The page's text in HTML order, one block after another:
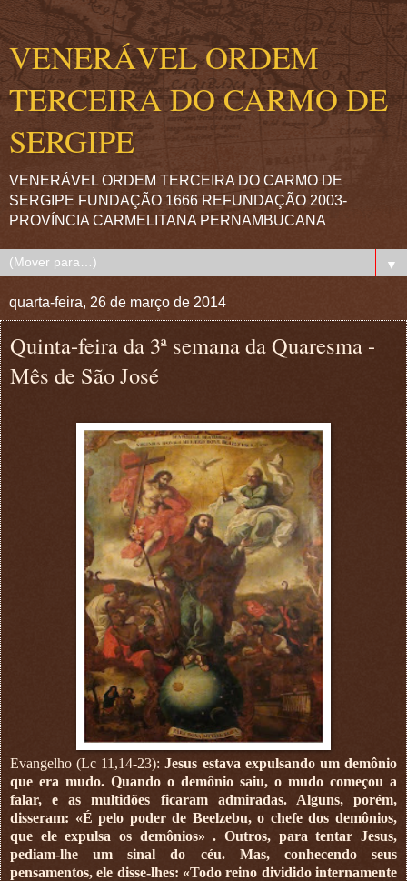
VENERÁVEL ORDEM
TERCEIRA DO CARMO DE
SERGIPE
VENERÁVEL ORDEM TERCEIRA DO CARMO DE
SERGIPE FUNDAÇÃO 1666 REFUNDAÇÃO 2003-
PROVÍNCIA CARMELITANA PERNAMBUCANA
▼
quarta-feira, 26 de março de 2014
Quinta-feira da 3ª semana da Quaresma -
Mês de São José
Evangelho (Lc 11,14-23):Jesus estava expulsando um demônio
que era mudo. Quando o demônio saiu, o mudo começou a
falar, e as multidões ficaram admiradas. Alguns, porém,
disseram: «É pelo poder de Beelzebu, o chefe dos demônios,
que ele expulsa os demônios» . Outros, para tentar Jesus,
pediam-lhe um sinal do céu. Mas, conhecendo seus
pensamentos, ele disse-lhes: «Todo reino dividido internamente